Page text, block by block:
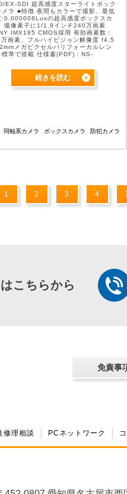
EX-SDI 超高感度スターライトボック
メラ ■特徴 夜間もカラーで撮影、最低
:0.000008Luxの超高感度ボックスカ
撮像素子に1/1.9インチ240万画素
IMX185 CMOS採用 有効画素数：
画素、フルハイビジョン解像度 f4.5
メガピクセルバリフォーカルレン
標準で搭載 仕様書(PDF)：NS-
続きを読む
同軸系カメラ ボックスカメラ 防犯カメラ
1 2 3 4
こちらから
免責事
修理相談 PCネットワーク